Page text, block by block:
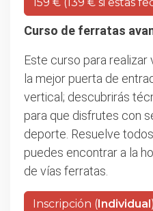
Curso de ferratas
Este curso para realizar
la mejor puerta de
vertical; descubrirás
para que disfrutes con
deporte. Resuelve
puedes encontrar a la
de vías ferratas.
Inscripción (Individual)